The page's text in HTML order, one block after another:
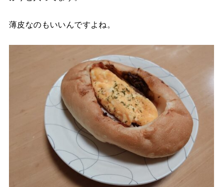
薄皮なのもいいんですよね。